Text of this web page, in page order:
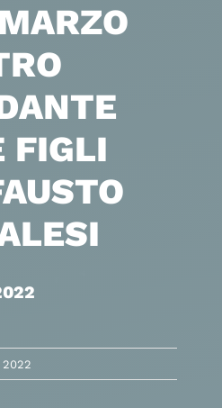
FIGLI
2022